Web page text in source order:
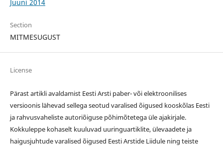
Juuni 2014
Section
MITMESUGUST
License
Pärast artikli avaldamist Eesti Arsti paber- või elektroonilises
versioonis lähevad sellega seotud varalised õigused kooskõlas Eesti
ja rahvusvaheliste autoriõiguse põhimõtetega üle ajakirjale.
Kokkuleppe kohaselt kuuluvad uuringuartiklite, ülevaadete ja
haigusjuhtude varalised õigused Eesti Arstide Liidule ning teiste